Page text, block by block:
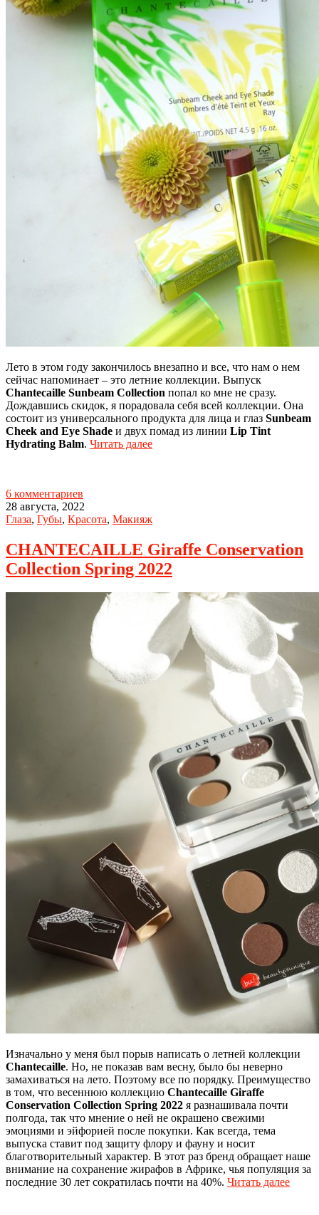
Лето в этом году закончилось внезапно и все, что нам о нем
сейчас напоминает – это летние коллекции. Выпуск
Chantecaille Sunbeam Collection попал ко мне не сразу.
Дождавшись скидок, я порадовала себя всей коллекции. Она
состоит из универсального продукта для лица и глаз Sunbeam
Cheek and Eye Shade и двух помад из линии Lip Tint
Hydrating Balm. Читать далее
6 комментариев
28 августа, 2022
Глаза, Губы, Красота, Макияж
CHANTECAILLE Giraffe Conservation
Collection Spring 2022
Изначально у меня был порыв написать о летней коллекции
Chantecaille. Но, не показав вам весну, было бы неверно
замахиваться на лето. Поэтому все по порядку. Преимущество
в том, что весеннюю коллекцию Chantecaille Giraffe
Conservation Collection Spring 2022 я разнашивала почти
полгода, так что мнение о ней не окрашено свежими
эмоциями и эйфорией после покупки. Как всегда, тема
выпуска ставит под защиту флору и фауну и носит
благотворительный характер. В этот раз бренд обращает наше
внимание на сохранение жирафов в Африке, чья популяция за
последние 30 лет сократилась почти на 40%. Читать далее